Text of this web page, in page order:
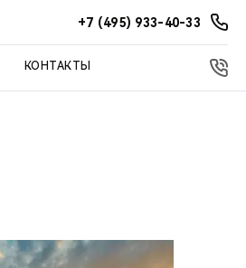
+7 (495) 933-40-33
КОНТАКТЫ